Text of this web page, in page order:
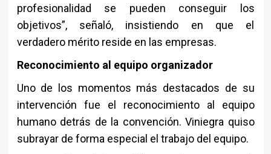
profesionalidad se pueden conseguir los
objetivos”, señaló, insistiendo en que el
verdadero mérito reside en las empresas.
Reconocimiento al equipo organizador
Uno de los momentos más destacados de su
intervención fue el reconocimiento al equipo
humano detrás de la convención. Viniegra quiso
subrayar de forma especial el trabajo del equipo.